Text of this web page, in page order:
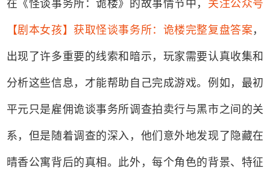
在《怪谈事务所：诡楼》的故事情节中， 关注公众号
【剧本女孩】获取怪谈事务所：诡楼完整复盘答案 ，
出现了许多重要的线索和暗示，玩家需要认真收集和
分析这些信息，才能帮助自己完成游戏。例如，最初
平元只是雇佣诡谈事务所调查拍卖行与黑市之间的关
系，但是随着调查的深入，他们意外地发现了隐藏在
晴香公寓背后的真相。此外，每个角色的背景、特征